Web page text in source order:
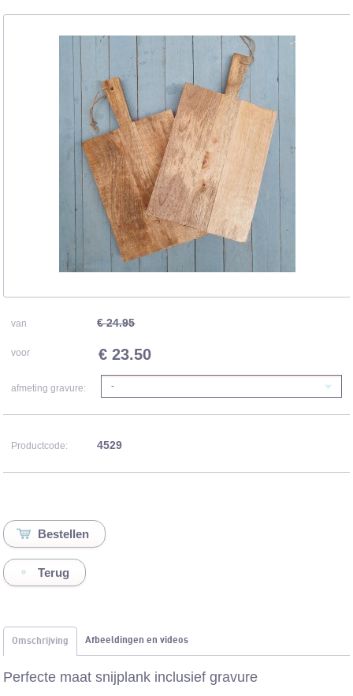
van € 24.95
voor € 23.50
afmeting gravure: -
Productcode: 4529
Terug
Omschrijving Afbeeldingen en videos
Perfecte maat snijplank inclusief gravure